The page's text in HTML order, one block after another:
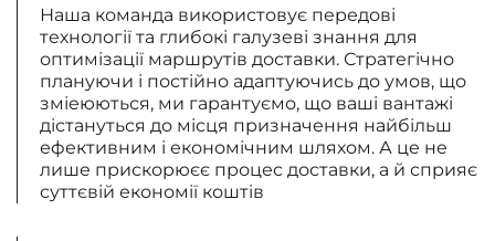
Наша команда використовує передові
технології та глибокі галузеві знання для
оптимізації маршрутів доставки. Стратегічно
плануючи і постійно адаптуючись до умов, що
зміеюються, ми гарантуємо, що ваші вантажі
дістануться до місця призначення найбільш
ефективним і економічним шляхом. А це не
лише прискорюєє процес доставки, а й сприяє
суттєвій економії коштів